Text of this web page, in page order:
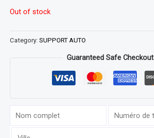
Out of stock
Category: SUPPORT AUTO
Guaranteed Safe Checkout